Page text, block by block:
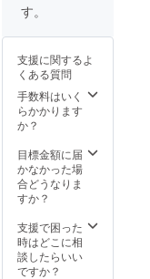
※ 一般
定価格
220,500
円（税
込） ※
リター
は送料
込みで
す ※ 海
外から
送とな
るた
め、消
費税は
す。
支援に関するよ
くある質問
手数料はいく
らかかります
か？
目標金額に届
かなかった場
合どうなりま
すか？
支援で困った
時はどこに相
談したらいい
ですか？